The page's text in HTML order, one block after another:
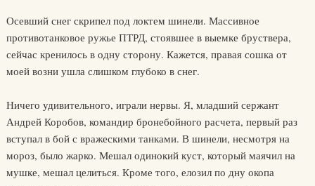
Осевший снег скрипел под локтем шинели. Массивное
противотанковое ружье ПТРД, стоявшее в выемке бруствера,
сейчас кренилось в одну сторону. Кажется, правая сошка от
моей возни ушла слишком глубоко в снег.
Ничего удивительного, играли нервы. Я, младший сержант
Андрей Коробов, командир бронебойного расчета, первый раз
вступал в бой с вражескими танками. В шинели, несмотря на
мороз, было жарко. Мешал одинокий куст, который маячил на
мушке, мешал целиться. Кроме того, елозил по дну окопа